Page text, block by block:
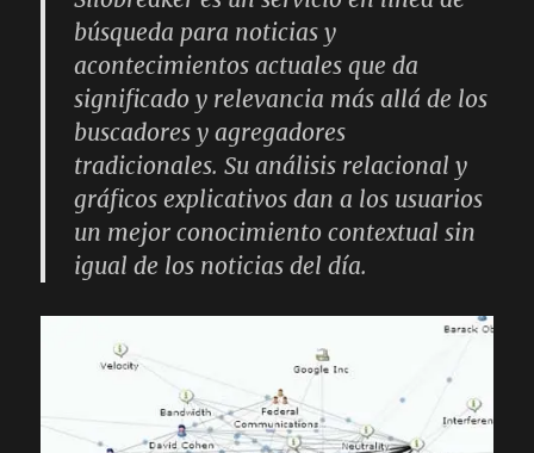
búsqueda para noticias y
acontecimientos actuales que da
significado y relevancia más allá de los
buscadores y agregadores
tradicionales. Su análisis relacional y
gráficos explicativos dan a los usuarios
un mejor conocimiento contextual sin
igual de los noticias del día.